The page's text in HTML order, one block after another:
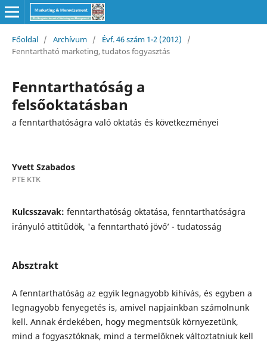
Főoldal / Archívum / Évf. 46 szám 1-2 (2012)
/
Fenntartható marketing, tudatos fogyasztás
Fenntarthatóság a
felsőoktatásban
a fenntarthatóságra való oktatás és következményei
Yvett Szabados
PTE KTK
Kulcsszavak: fenntarthatóság oktatása, fenntarthatóságra
irányuló attitűdök, 'a fenntartható jövő’ - tudatosság
Absztrakt
A fenntarthatóság az egyik legnagyobb kihívás, és egyben a
legnagyobb fenyegetés is, amivel napjainkban számolnunk
kell. Annak érdekében, hogy megmentsük környezetünk,
mind a fogyasztóknak, mind a termelőknek változtatniuk kell